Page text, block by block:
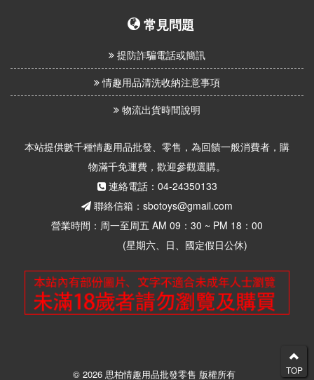
常見問題
提防詐騙電話或簡訊
情趣用品清洗收納注意事項
物流出貨時間說明
本站提供數千種情趣用品批發、零售，為回饋一般消費者，購
物滿千免運費，歡迎參觀選購。
連絡電話：04-24350133
聯絡信箱：sbotoys@gmail.com
營業時間：周一至周五 AM 09：30 ~ PM 18：00
(星期六、日、國定假日公休)
© 2026 思柏情趣用品批發零售 版權所有 TOP